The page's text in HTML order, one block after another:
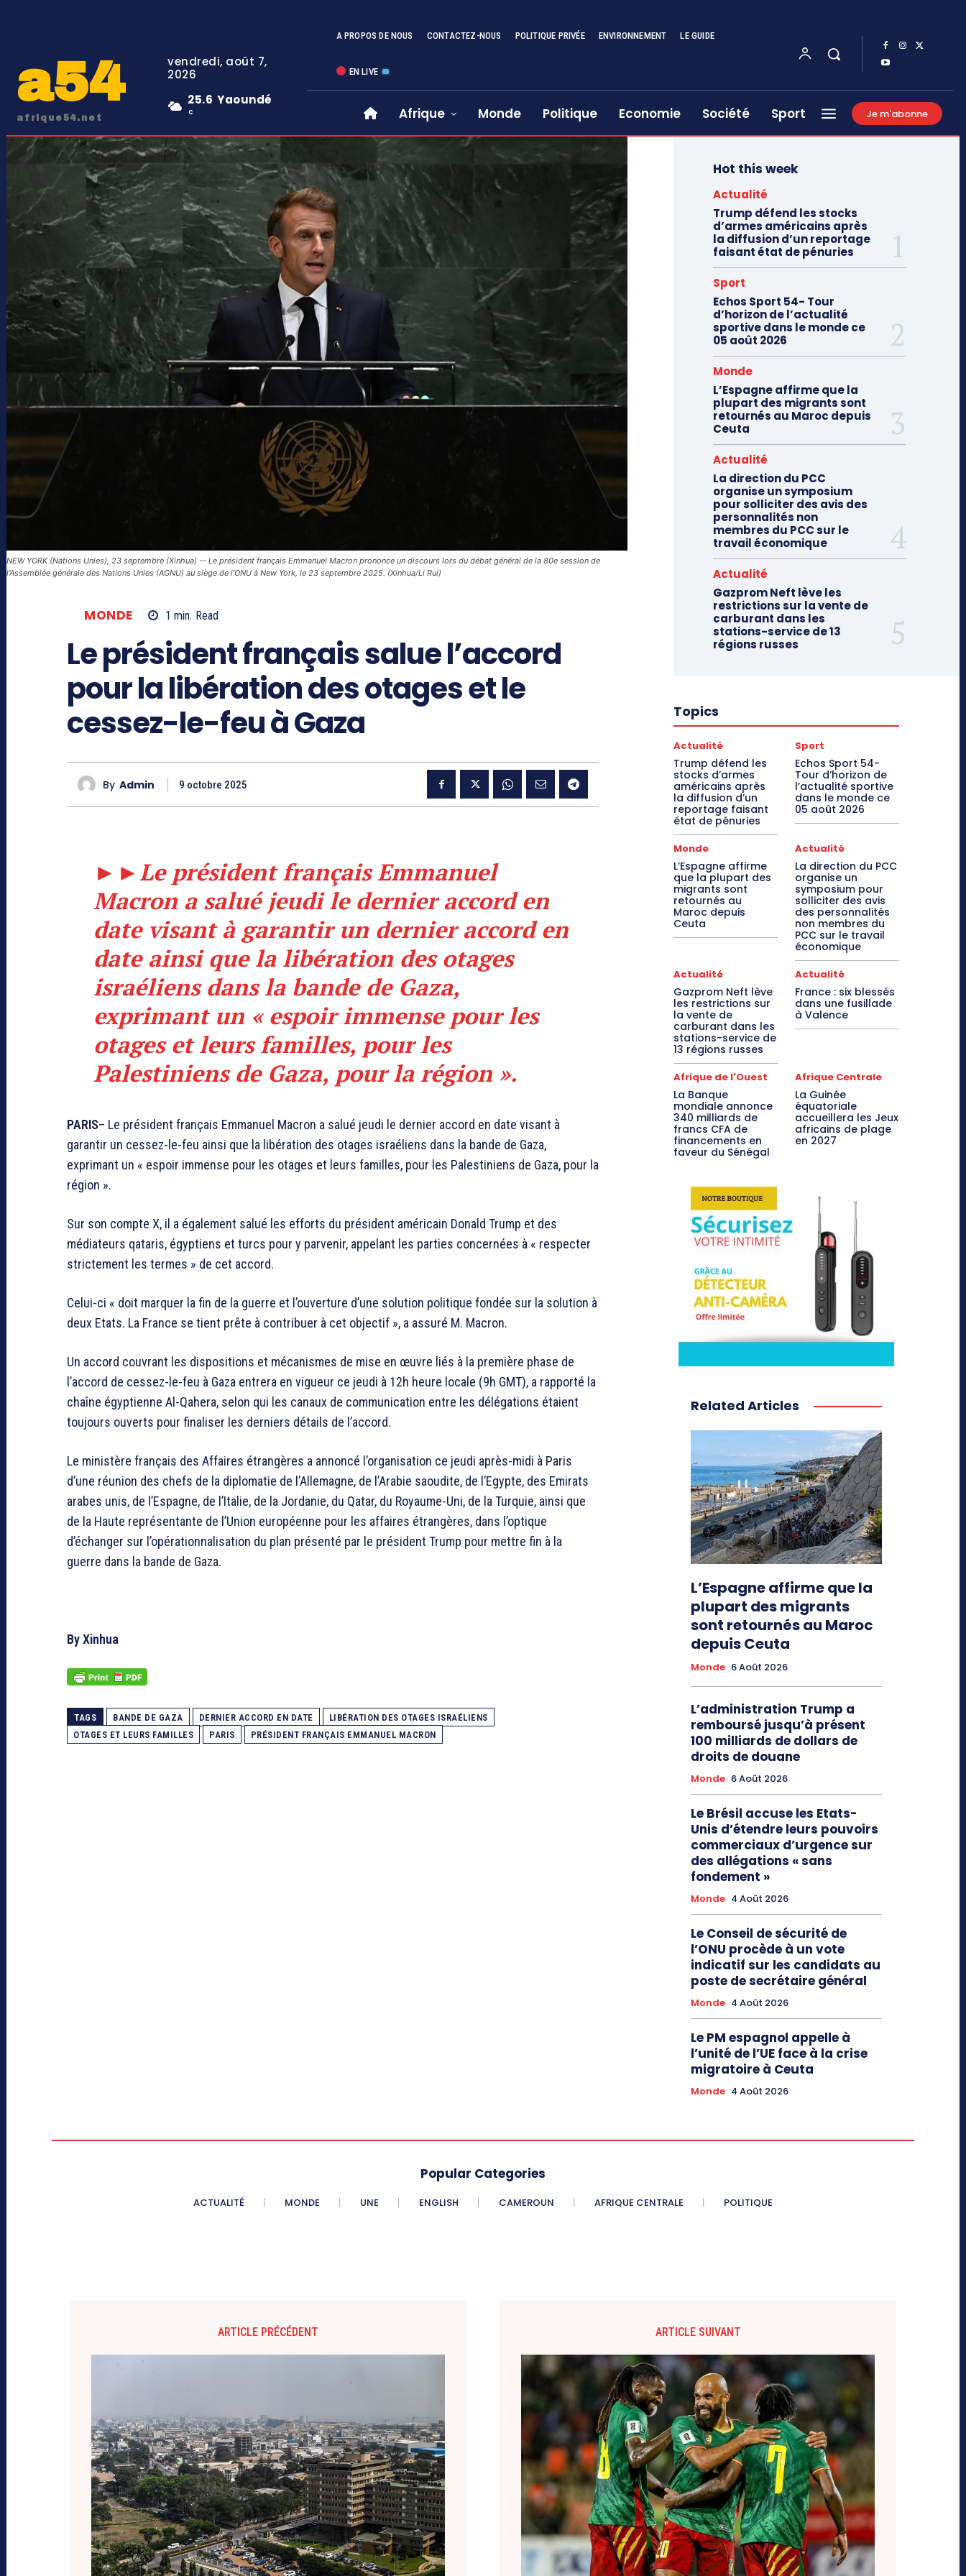
a54
afrique54.net
vendredi, août 7,
2026
25.6
C
Yaoundé
A PROPOS DE NOUS CONTACTEZ-NOUS POLITIQUE PRIVÉE ENVIRONNEMENT LE GUIDE
EN LIVE
Afrique Monde Politique Economie Société Sport Je m'abonne
NEW YORK (Nations Unies), 23 septembre (Xinhua) -- Le président français Emmanuel Macron prononce un discours lors du débat général de la 80e session de
l'Assemblée générale des Nations Unies (AGNU) au siège de l'ONU à New York, le 23 septembre 2025. (Xinhua/Li Rui)
MONDE 1 min. Read
Le président français salue l’accord
pour la libération des otages et le
cessez-le-feu à Gaza
By Admin 9 octobre 2025
►►Le président français Emmanuel
Macron a salué jeudi le dernier accord en
date visant à garantir un dernier accord en
date ainsi que la libération des otages
israéliens dans la bande de Gaza,
exprimant un « espoir immense pour les
otages et leurs familles, pour les
Palestiniens de Gaza, pour la région ».
PARIS– Le président français Emmanuel Macron a salué jeudi le dernier accord en date visant à
garantir un cessez-le-feu ainsi que la libération des otages israéliens dans la bande de Gaza,
exprimant un « espoir immense pour les otages et leurs familles, pour les Palestiniens de Gaza, pour la
région ».
Sur son compte X, il a également salué les efforts du président américain Donald Trump et des
médiateurs qataris, égyptiens et turcs pour y parvenir, appelant les parties concernées à « respecter
strictement les termes » de cet accord.
Celui-ci « doit marquer la fin de la guerre et l’ouverture d’une solution politique fondée sur la solution à
deux Etats. La France se tient prête à contribuer à cet objectif », a assuré M. Macron.
Un accord couvrant les dispositions et mécanismes de mise en œuvre liés à la première phase de
l’accord de cessez-le-feu à Gaza entrera en vigueur ce jeudi à 12h heure locale (9h GMT), a rapporté la
chaîne égyptienne Al-Qahera, selon qui les canaux de communication entre les délégations étaient
toujours ouverts pour finaliser les derniers détails de l’accord.
Le ministère français des Affaires étrangères a annoncé l’organisation ce jeudi après-midi à Paris
d’une réunion des chefs de la diplomatie de l’Allemagne, de l’Arabie saoudite, de l’Egypte, des Emirats
arabes unis, de l’Espagne, de l’Italie, de la Jordanie, du Qatar, du Royaume-Uni, de la Turquie, ainsi que
de la Haute représentante de l’Union européenne pour les affaires étrangères, dans l’optique
d’échanger sur l’opérationnalisation du plan présenté par le président Trump pour mettre fin à la
guerre dans la bande de Gaza.
By Xinhua
TAGS BANDE DE GAZA DERNIER ACCORD EN DATE
LIBÉRATION DES OTAGES ISRAÉLIENS
OTAGES ET LEURS FAMILLES
PARIS PRÉSIDENT FRANÇAIS EMMANUEL MACRON
Hot this week
Actualité
Trump défend les stocks
d’armes américains après
la diffusion d’un reportage
faisant état de pénuries
Sport
Echos Sport 54- Tour
d’horizon de l’actualité
sportive dans le monde ce
05 août 2026
Monde
L’Espagne affirme que la
plupart des migrants sont
retournés au Maroc depuis
Ceuta
Actualité
La direction du PCC
organise un symposium
pour solliciter des avis des
personnalités non
membres du PCC sur le
travail économique
Actualité
Gazprom Neft lève les
restrictions sur la vente de
carburant dans les
stations-service de 13
régions russes
Topics
Actualité
Trump défend les
stocks d’armes
américains après
la diffusion d’un
reportage faisant
état de pénuries
Sport
Echos Sport 54-
Tour d’horizon de
l’actualité sportive
dans le monde ce
05 août 2026
Monde
L’Espagne affirme
que la plupart des
migrants sont
retournés au
Maroc depuis
Ceuta
Actualité
La direction du PCC
organise un
symposium pour
solliciter des avis
des personnalités
non membres du
PCC sur le travail
économique
Actualité
Gazprom Neft lève
les restrictions sur
la vente de
carburant dans les
stations-service de
13 régions russes
Actualité
France : six blessés
dans une fusillade
à Valence
Afrique de l'Ouest
La Banque
mondiale annonce
340 milliards de
francs CFA de
financements en
faveur du Sénégal
Afrique Centrale
La Guinée
équatoriale
accueillera les Jeux
africains de plage
en 2027
Related Articles
L’Espagne affirme que la
plupart des migrants
sont retournés au Maroc
depuis Ceuta
Monde 6 Août 2026
L’administration Trump a
remboursé jusqu’à présent
100 milliards de dollars de
droits de douane
Monde 6 Août 2026
Le Brésil accuse les Etats-
Unis d’étendre leurs pouvoirs
commerciaux d’urgence sur
des allégations « sans
fondement »
Monde 4 Août 2026
Le Conseil de sécurité de
l’ONU procède à un vote
indicatif sur les candidats au
poste de secrétaire général
Monde 4 Août 2026
Le PM espagnol appelle à
l’unité de l’UE face à la crise
migratoire à Ceuta
Monde 4 Août 2026
Popular Categories
ACTUALITÉ MONDE UNE ENGLISH CAMEROUN AFRIQUE CENTRALE POLITIQUE
ARTICLE PRÉCÉDENT ARTICLE SUIVANT